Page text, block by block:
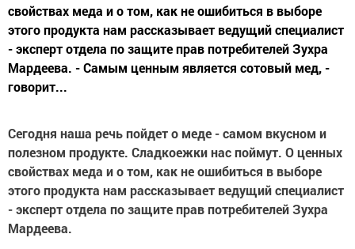
свойствах меда и о том, как не ошибиться в выборе
этого продукта нам рассказывает ведущий специалист
- эксперт отдела по защите прав потребителей Зухра
Мардеева. - Самым ценным является сотовый мед, -
говорит...
Сегодня наша речь пойдет о меде - самом вкусном и
полезном продукте. Сладкоежки нас поймут. О ценных
свойствах меда и о том, как не ошибиться в выборе
этого продукта нам рассказывает ведущий специалист
- эксперт отдела по защите прав потребителей Зухра
Мардеева.